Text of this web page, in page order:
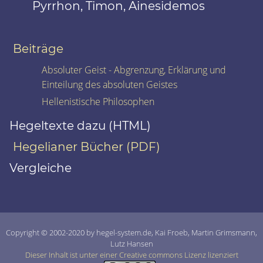
Pyrrhon, Timon, Ainesidemos
Beiträge
Absoluter Geist - Abgrenzung, Erklärung und
Einteilung des absoluten Geistes
Hellenistische Philosophen
Hegeltexte dazu (HTML)
Hegelianer Bücher (PDF)
Vergleiche
Copyright © 2002-2020 by hegel-system.de, Kai Froeb, Martin Grimsmann,
Lutz Hansen
Dieser Inhalt ist unter einer Creative commons Lizenz lizenziert